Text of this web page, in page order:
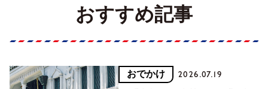
おすすめ記事
おでかけ 2026.07.19